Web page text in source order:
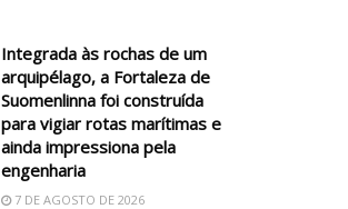
Integrada às rochas de um
arquipélago, a Fortaleza de
Suomenlinna foi construída
para vigiar rotas marítimas e
ainda impressiona pela
engenharia
7 DE AGOSTO DE 2026